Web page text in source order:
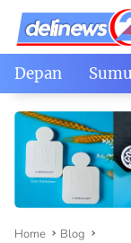
Skip
content
Depan
Home Blog